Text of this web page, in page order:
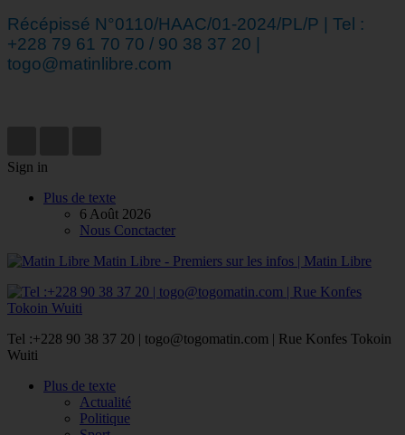
Récépissé N°0110/HAAC/01-2024/PL/P | Tel :
+228 79 61 70 70 / 90 38 37 20 |
togo@matinlibre.com
Sign in
Plus de texte
6 Août 2026
Nous Conctacter
Matin Libre - Premiers sur les infos | Matin Libre
Tel :+228 90 38 37 20 | togo@togomatin.com | Rue Konfes Tokoin
Wuiti
Plus de texte
Actualité
Politique